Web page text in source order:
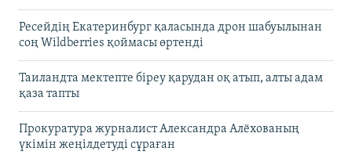
Ресейдің Екатеринбург қаласында дрон шабуылынан
соң Wildberries қоймасы өртенді
Таиландта мектепте біреу қарудан оқ атып, алты адам
қаза тапты
Прокуратура журналист Александра Алёхованың
үкімін жеңілдетуді сұраған